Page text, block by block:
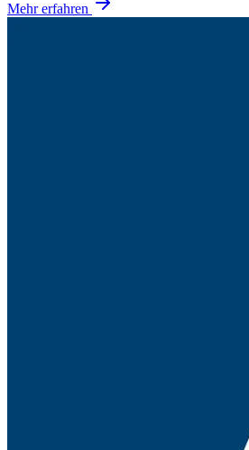
Mehr erfahren